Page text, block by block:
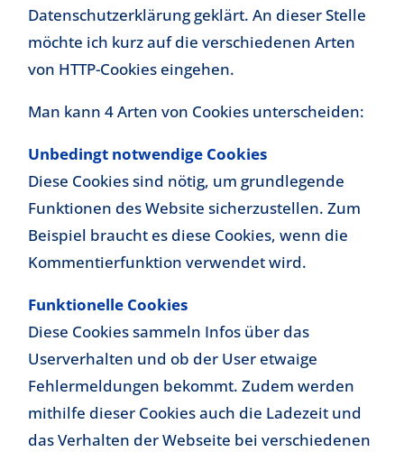
Datenschutzerklärung geklärt. An dieser Stelle
möchte ich kurz auf die verschiedenen Arten
von HTTP-Cookies eingehen.
Man kann 4 Arten von Cookies unterscheiden:
Unbedingt notwendige Cookies
Diese Cookies sind nötig, um grundlegende
Funktionen des Website sicherzustellen. Zum
Beispiel braucht es diese Cookies, wenn die
Kommentierfunktion verwendet wird.
Funktionelle Cookies
Diese Cookies sammeln Infos über das
Userverhalten und ob der User etwaige
Fehlermeldungen bekommt. Zudem werden
mithilfe dieser Cookies auch die Ladezeit und
das Verhalten der Webseite bei verschiedenen